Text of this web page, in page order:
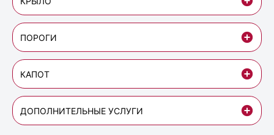
ПОРОГИ
КАПОТ
ДОПОЛНИТЕЛЬНЫЕ УСЛУГИ